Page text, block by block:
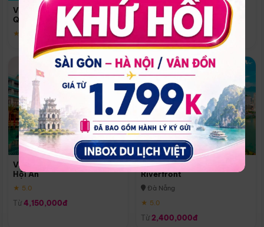
Vinpearl Resort & Spa Phu
Quoc
★ 5.0
Quoc
Phú Quốc
★ 5.0
Vinpearl Resort & Golf Nam
Hội An
★ 5.0
Từ 4,150,000đ
Melia Vinpearl Danang
Riverfront
Đà Nẵng
★ 5.0
Từ 2,400,000đ